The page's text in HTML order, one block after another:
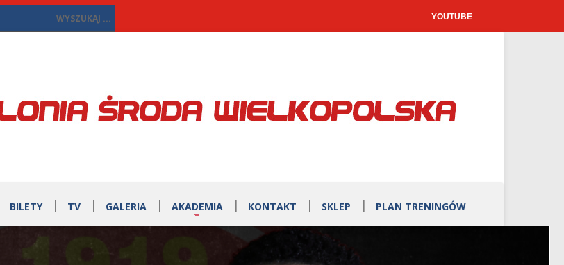
YOUTUBE
BILETY TV GALERIA AKADEMIA KONTAKT SKLEP PLAN TRENINGÓW